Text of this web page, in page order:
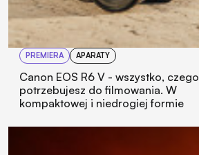
PREMIERA APARATY
Canon EOS R6 V - wszystko, czego
potrzebujesz do filmowania. W
kompaktowej i niedrogiej formie